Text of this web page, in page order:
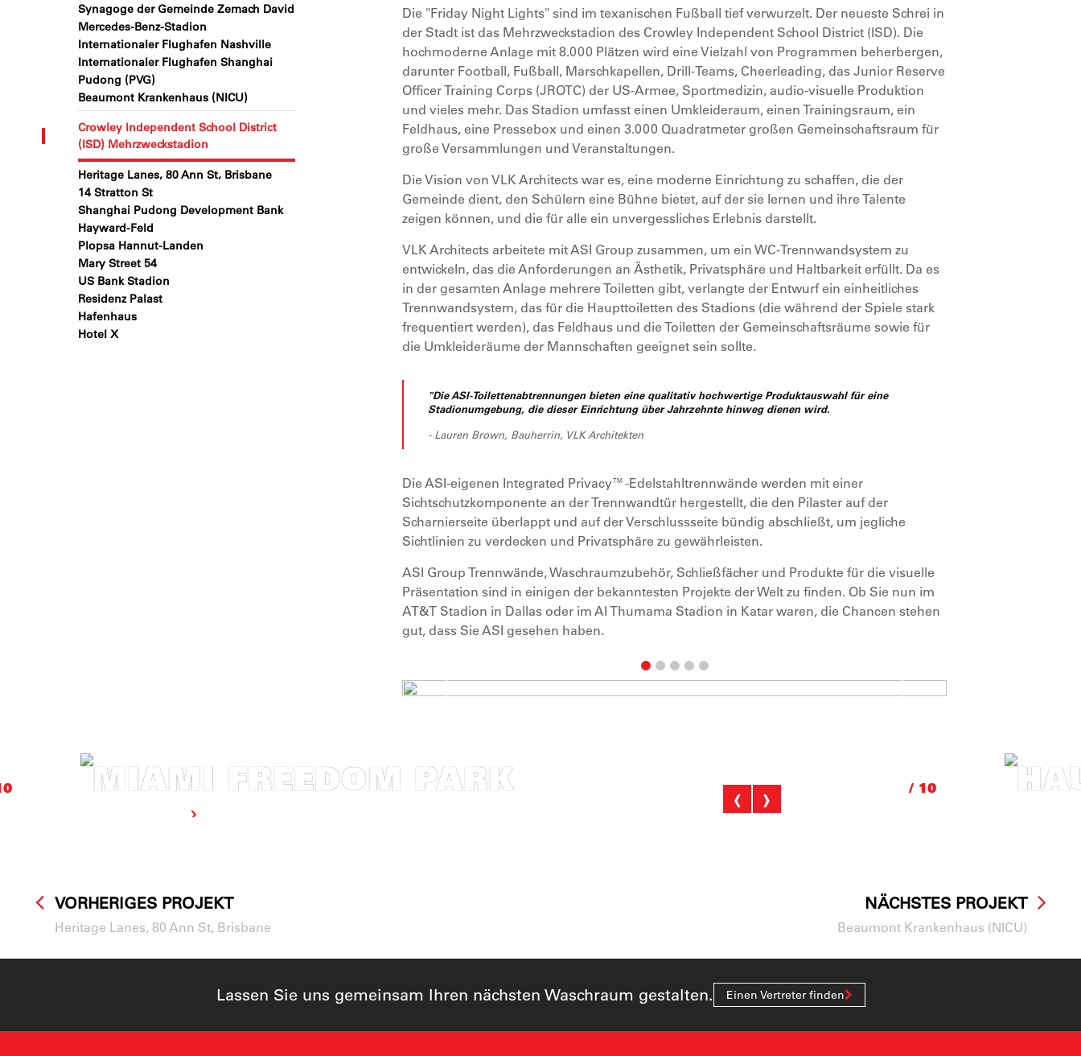
Synagoge der Gemeinde Zemach David
Mercedes-Benz-Stadion
Internationaler Flughafen Nashville
Internationaler Flughafen Shanghai
Pudong (PVG)
Beaumont Krankenhaus (NICU)
Crowley Independent School District
(ISD) Mehrzweckstadion
Heritage Lanes, 80 Ann St, Brisbane
14 Stratton St
Shanghai Pudong Development Bank
Hayward-Feld
Plopsa Hannut-Landen
Mary Street 54
US Bank Stadion
Residenz Palast
Hafenhaus
Hotel X
Die "Friday Night Lights" sind im texanischen Fußball tief verwurzelt. Der neueste Schrei in
der Stadt ist das Mehrzweckstadion des Crowley Independent School District (ISD). Die
hochmoderne Anlage mit 8.000 Plätzen wird eine Vielzahl von Programmen beherbergen,
darunter Football, Fußball, Marschkapellen, Drill-Teams, Cheerleading, das Junior Reserve
Officer Training Corps (JROTC) der US-Armee, Sportmedizin, audio-visuelle Produktion
und vieles mehr. Das Stadion umfasst einen Umkleideraum, einen Trainingsraum, ein
Feldhaus, eine Pressebox und einen 3.000 Quadratmeter großen Gemeinschaftsraum für
große Versammlungen und Veranstaltungen.
Die Vision von VLK Architects war es, eine moderne Einrichtung zu schaffen, die der
Gemeinde dient, den Schülern eine Bühne bietet, auf der sie lernen und ihre Talente
zeigen können, und die für alle ein unvergessliches Erlebnis darstellt.
VLK Architects arbeitete mit ASI Group zusammen, um ein WC-Trennwandsystem zu
entwickeln, das die Anforderungen an Ästhetik, Privatsphäre und Haltbarkeit erfüllt. Da es
in der gesamten Anlage mehrere Toiletten gibt, verlangte der Entwurf ein einheitliches
Trennwandsystem, das für die Haupttoiletten des Stadions (die während der Spiele stark
frequentiert werden), das Feldhaus und die Toiletten der Gemeinschaftsräume sowie für
die Umkleideräume der Mannschaften geeignet sein sollte.
"Die ASI-Toilettenabtrennungen bieten eine qualitativ hochwertige Produktauswahl für eine
Stadionumgebung, die dieser Einrichtung über Jahrzehnte hinweg dienen wird.
- Lauren Brown, Bauherrin, VLK Architekten
Die ASI-eigenen Integrated Privacy™-Edelstahltrennwände werden mit einer
Sichtschutzkomponente an der Trennwandtür hergestellt, die den Pilaster auf der
Scharnierseite überlappt und auf der Verschlussseite bündig abschließt, um jegliche
Sichtlinien zu verdecken und Privatsphäre zu gewährleisten.
ASI Group Trennwände, Waschraumzubehör, Schließfächer und Produkte für die visuelle
Präsentation sind in einigen der bekanntesten Projekte der Welt zu finden. Ob Sie nun im
AT&T Stadion in Dallas oder im Al Thumama Stadion in Katar waren, die Chancen stehen
gut, dass Sie ASI gesehen haben.
MIAMI FREEDOM PARK / 10
‹ ›
NÄCHSTES PROJEKT
Beaumont Krankenhaus (NICU)
VORHERIGES PROJEKT
Heritage Lanes, 80 Ann St, Brisbane
Lassen Sie uns gemeinsam Ihren nächsten Waschraum gestalten. Einen Vertreter finden